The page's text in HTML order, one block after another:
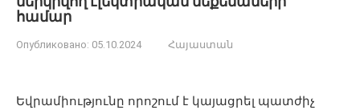
համար
Опубликовано: 05.10.2024 Հայաստան
Եվրամիությունը որոշում է կայացրել պատժիչ